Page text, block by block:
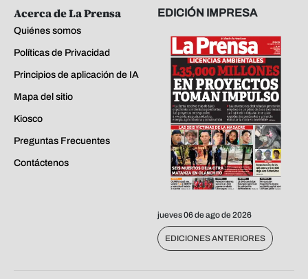
Acerca de La Prensa
Quiénes somos
Políticas de Privacidad
Principios de aplicación de IA
Mapa del sitio
Kiosco
Preguntas Frecuentes
Contáctenos
EDICIÓN IMPRESA
jueves 06 de ago de 2026
EDICIONES ANTERIORES